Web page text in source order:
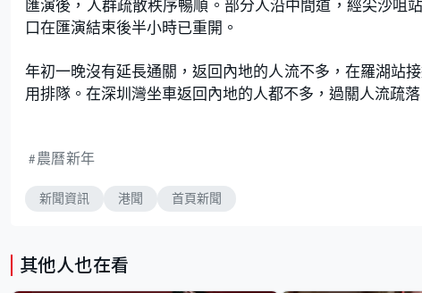
匯演後，人群疏散秩序暢順。部分人沿中間道，經尖沙咀
口在匯演結束後半小時已重開。
年初一晚沒有延長通關，返回內地的人流不多，在羅湖站
用排隊。在深圳灣坐車返回內地的人都不多，過關人流疏落
農曆新年
新聞資訊 港聞 首頁新聞
其他人也在看